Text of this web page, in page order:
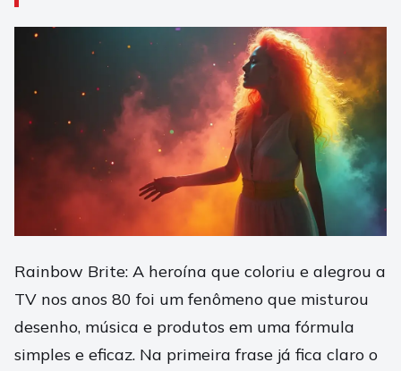
Rainbow Brite: A heroína que coloriu e alegrou a
TV nos anos 80 foi um fenômeno que misturou
desenho, música e produtos em uma fórmula
simples e eficaz. Na primeira frase já fica claro o